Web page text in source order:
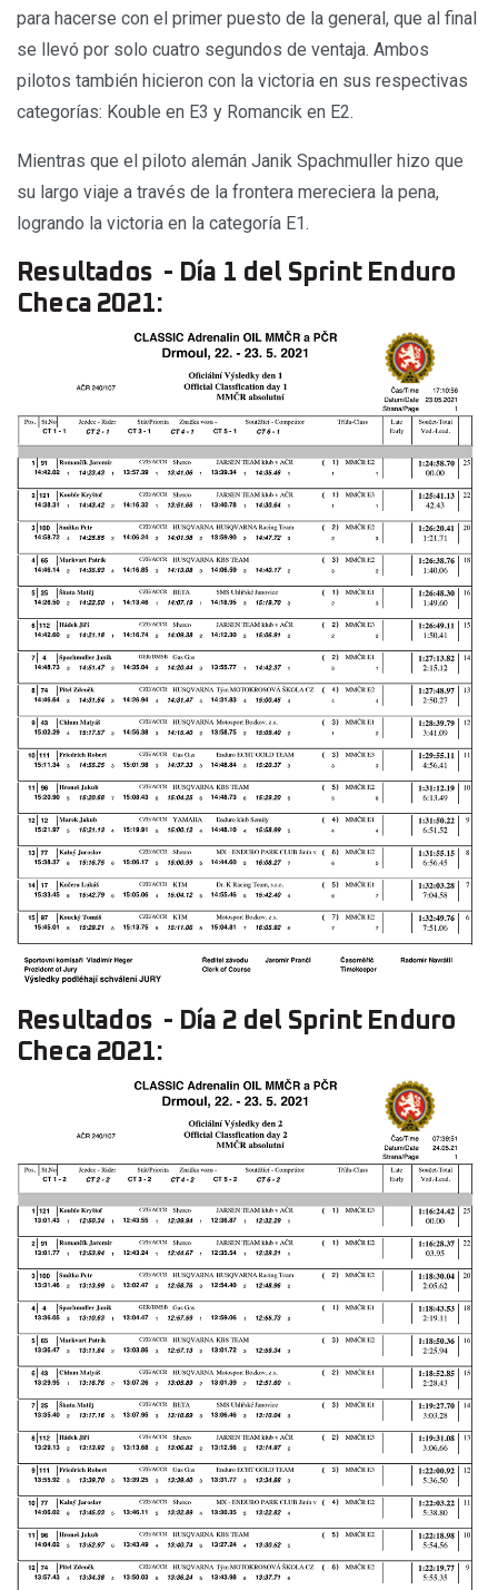
para hacerse con el primer puesto de la general, que al final
se llevó por solo cuatro segundos de ventaja. Ambos
pilotos también hicieron con la victoria en sus respectivas
categorías: Kouble en E3 y Romancik en E2.
Mientras que el piloto alemán Janik Spachmuller hizo que
su largo viaje a través de la frontera mereciera la pena,
logrando la victoria en la categoría E1.
Resultados - Día 1 del Sprint Enduro
Checa 2021:
Resultados - Día 2 del Sprint Enduro
Checa 2021: